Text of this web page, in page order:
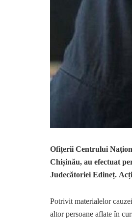
Ofițerii Centrului
Chișinău, au efectuat
Judecătoriei Edineț.
Potrivit materialelor
altor persoane aflate în